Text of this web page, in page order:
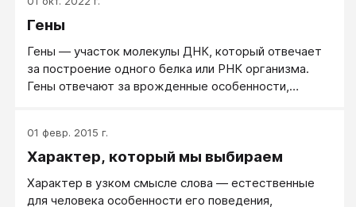
Гены
Гены — участок молекулы ДНК, который отвечает
за построение одного белка или РНК организма.
Гены отвечают за врожденные особенности,
поколению, а через поколение, то есть ваши гены
будут не у ваших детей, а у ваших внуков. А у ваших
01 февр. 2015 г.
Характер, который мы выбираем
Характер в узком смысле слова — естественные
для человека особенности его поведения,